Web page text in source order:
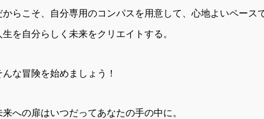
からこそ、自分専用のコンパスを用意して、心地よいペース
生を自分らしく未来をクリエイトする。
んな冒険を始めましょう！
来への扉はいつだってあなたの手の中に。